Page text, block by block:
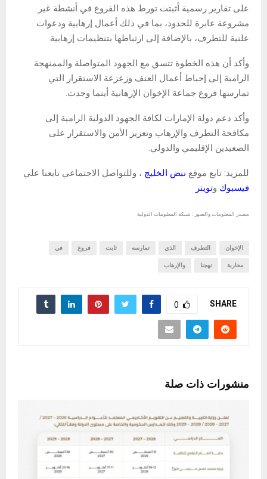
على تقارير رسمية أثبتت تورط هذه الفروع في أنشطة غير
مشروعة عابرة للحدود، بما في ذلك أعمال إرهابية ودعوات
علنية للتطرف، بالإضافة إلى ارتباطها بتنظيمات إرهابية.
وأكد أن هذه الخطوة تتسق مع الجهود المتواصلة والممنهجة
الرامية إلى إحباط أعمال العنف وزعزعة الاستقرار التي
تمارسها فروع جماعة الإخوان الإرهابية أينما وجدت.
وأكد دعم دولة الإمارات لكافة الجهود الدولية الرامية إلى
مكافحة التطرف والإرهاب وتعزيز الأمن والاستقرار على
الصعيدين الإقليمي والدولي.
للمزيد: تابع موقع نبض الخليج ، وللتواصل الاجتماعي تابعنا علي
فيسبوك وتويتر
مصدر المعلومات والصور : شبكة المعلومات الدولية
الإخوان التطرف الذي تمارسه ثابت فروع في
محاربة نهجنا والإرهاب
SHARE
0
منشورات ذات صلة